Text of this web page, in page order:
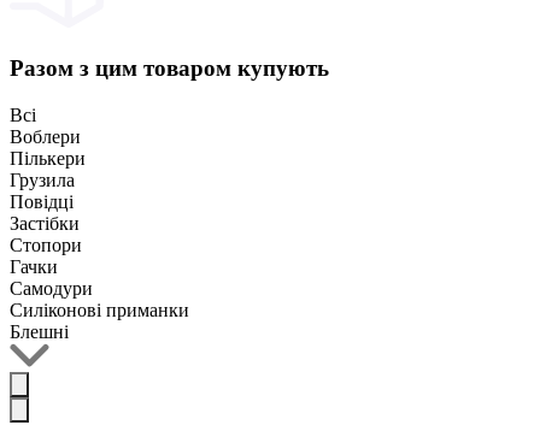
Разом з цим товаром купують
Всі
Воблери
Пількери
Грузила
Повідці
Застібки
Стопори
Гачки
Самодури
Силіконові приманки
Блешні